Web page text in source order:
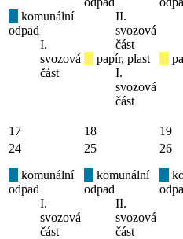
komunální
odpad
I.
svozová
část
II.
svozová
část
papír, plast
I.
svozová
část
17 18 19
24
komunální
odpad
I.
svozová
část
25
komunální
odpad
II.
svozová
část
26